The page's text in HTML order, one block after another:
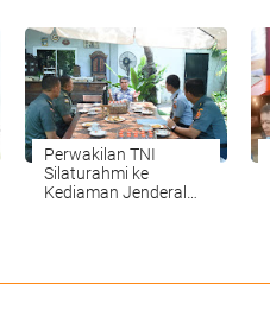
2023
Perwakilan TNI
Silaturahmi ke
Kediaman Jenderal